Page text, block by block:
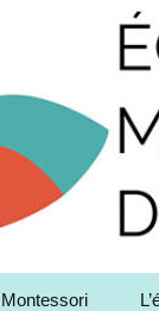
Montessori